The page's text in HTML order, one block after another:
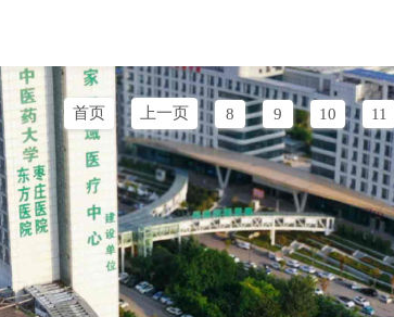
互联网医院
首页 上一页 8 9 10 11